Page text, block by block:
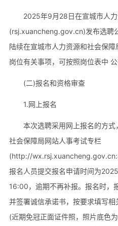
2025年9月28日在宣城市人
(rsj.xuancheng.gov.cn)发布选聘
陆续在宣城市人力资源和社会保
岗位有关事项，可按照岗位表中
(二)报名和资格审查
1.网上报名
本次选聘采用网上报名的方
社会保障局网站人事考试专栏
(http://
报名人员提交报名申请时间为
16:00，逾期不再补报。报名时，
并签署诚信承诺书，按要求填写
(近期免冠正面证件照，照片底色